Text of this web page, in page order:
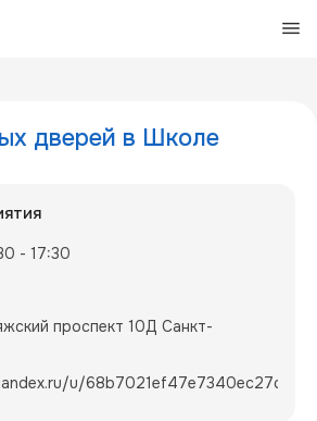
дверей в Школе
- 17:30
проспект 10Д Санкт-
u/68b7021ef47e7340ec27d26f